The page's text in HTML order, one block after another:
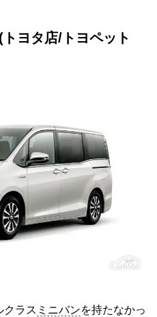
ヨタ店/トヨペット
クラス ミニバンを持たなかっ